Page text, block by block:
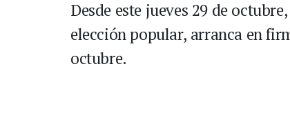
Desde este jueves 29 de
elección popular, arranca en
octubre.